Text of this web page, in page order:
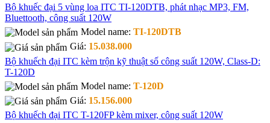
Bộ khuếc đại 5 vùng loa ITC TI-120DTB, phát nhạc MP3, FM,
Bluettooth, công suất 120W
Model name: TI-120DTB
Giá: 15.038.000
Bộ khuếch đại ITC kèm trộn kỹ thuật số công suất 120W, Class-D:
T-120D
Model name: T-120D
Giá: 15.156.000
Bộ khuếch đại ITC T-120FP kèm mixer, công suất 120W